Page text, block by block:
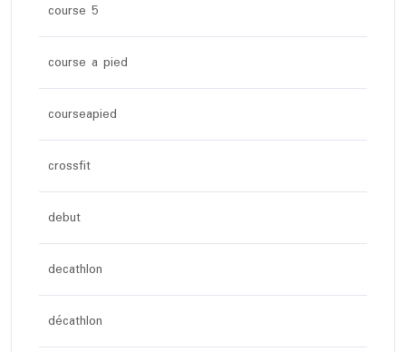
course 5
course a pied
courseapied
crossfit
debut
decathlon
décathlon